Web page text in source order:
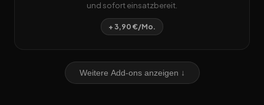
und sofort einsatzbereit.
+ 3,90 €/Mo.
Weitere Add-ons anzeigen ↓